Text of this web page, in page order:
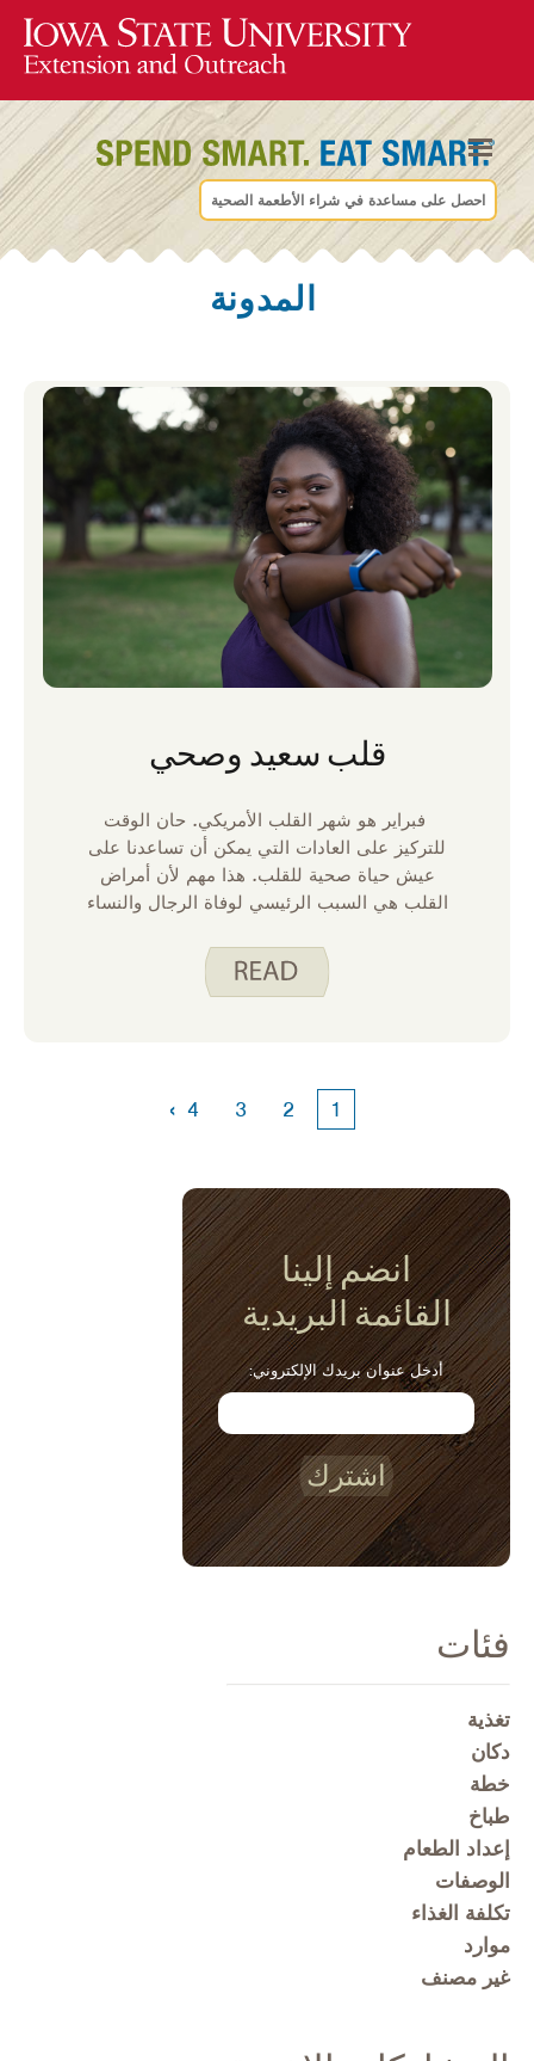
احصل على مساعدة في شراء الأطعمة الصحية
المدونة
قلب سعيد وصحي
فبراير هو شهر القلب الأمريكي. حان الوقت
للتركيز على العادات التي يمكن أن تساعدنا على
عيش حياة صحية للقلب. هذا مهم لأن أمراض
القلب هي السبب الرئيسي لوفاة الرجال والنساء
1
2
3
4
›
انضم إلينا
القائمة البريدية
أدخل عنوان بريدك الإلكتروني:
اشترك
فئات
تغذية
دكان
خطة
طباخ
إعداد الطعام
الوصفات
تكلفة الغذاء
موارد
غير مصنف